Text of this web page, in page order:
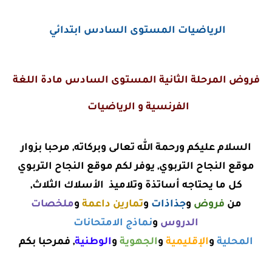
الرياضيات المستوى السادس ابتدائي
فروض المرحلة الثانية المستوى السادس مادة اللغة
الفرنسية و الرياضيات
السلام عليكم ورحمة الله تعالى وبركاته, مرحبا بزوار
موقع النجاح التربوي, يوفر لكم موقع النجاح التربوي
كل ما يحتاجه أساتذة وتلاميذ الأسلاك الثلاث,
من فروض وجذاذات وتمارين داعمة وملخصات
الدروس ونماذج الامتحانات
المحلية والإقليمية والجهوية والوطنية, فمرحبا بكم